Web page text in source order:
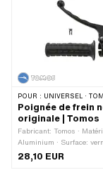
POUR : UNIVERSEL ·
Poignée de frein
originale | Tomos
Fabricant: Tomos ·
Aluminium · Surface:
noir · Type de fixation: Vis
points de fixation: 1 pcs ·
28,10 EUR